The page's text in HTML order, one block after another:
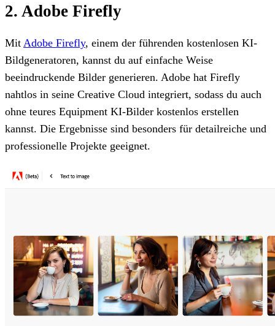
2. Adobe Firefly
Mit Adobe Firefly, einem der führenden kostenlosen KI-
Bildgeneratoren, kannst du auf einfache Weise
beeindruckende Bilder generieren. Adobe hat Firefly
nahtlos in seine Creative Cloud integriert, sodass du auch
ohne teures Equipment KI-Bilder kostenlos erstellen
kannst. Die Ergebnisse sind besonders für detailreiche und
professionelle Projekte geeignet.